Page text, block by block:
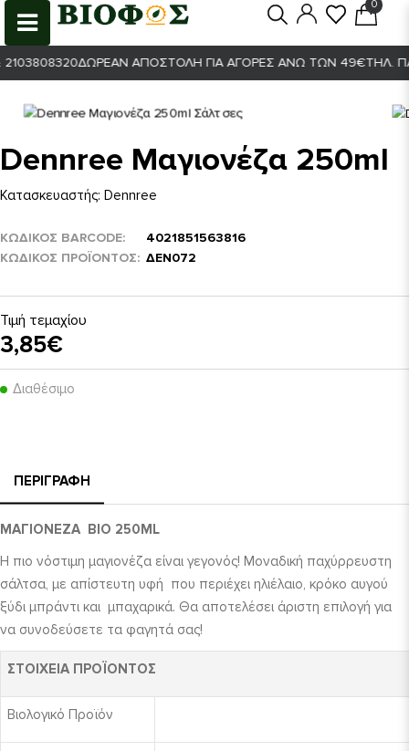
0
ΔΩΡΕΆΝ ΑΠΟΣΤΟΛΉ ΓΙΑ ΑΓΟΡΈΣ ΆΝΩ ΤΩΝ 49€ΤΗΛ.
Dennree Μαγιονέζα 250ml
Κατασκευαστής: Dennree
ΚΩΔΙΚΟΣ BARCODE
4021851563816
ΚΩΔΙΚΌΣ ΠΡΟΪΌΝΤΟΣ
ΔΕΝ072
Τιμή τεμαχίου
3,85€
Διαθέσιμο
ΠΕΡΙΓΡΑΦΉ
ΜΑΓΙΟΝΕΖΑ ΒΙΟ 250ML
Η πιο νόστιμη μαγιονέζα είναι γεγονός! Μοναδική παχύρρευστη
σάλτσα, με απίστευτη υφή που περιέχει ηλιέλαιο, κρόκο αυγού
ξύδι μπράντι και μπαχαρικά. Θα αποτελέσει άριστη επιλογή για
να συνοδεύσετε τα φαγητά σας!
ΣΤΟΙΧΕΙΑ ΠΡΟΪΟΝΤΟΣ
Βιολογικό Προϊόν